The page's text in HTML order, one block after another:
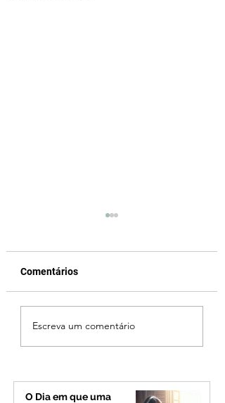
Cleitinho volta atrás,
mas partido nega
de Minas
Comentários
Escreva um comentário
O Dia em que uma